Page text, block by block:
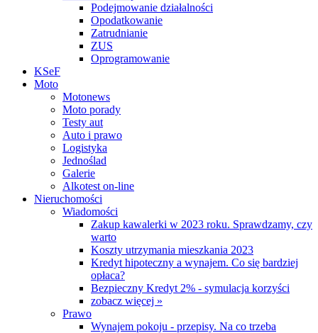
Podejmowanie działalności
Opodatkowanie
Zatrudnianie
ZUS
Oprogramowanie
KSeF
Moto
Motonews
Moto porady
Testy aut
Auto i prawo
Logistyka
Jednoślad
Galerie
Alkotest on-line
Nieruchomości
Wiadomości
Zakup kawalerki w 2023 roku. Sprawdzamy, czy
warto
Koszty utrzymania mieszkania 2023
Kredyt hipoteczny a wynajem. Co się bardziej
opłaca?
Bezpieczny Kredyt 2% - symulacja korzyści
zobacz więcej »
Prawo
Wynajem pokoju - przepisy. Na co trzeba